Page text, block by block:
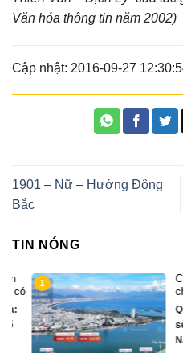
Văn hóa thông tin năm 2002)
Cập nhật: 2016-09-27
1901 – Nữ – Hướng Đông
Bắc
TIN NÓNG
Cặp
chỉ
Quỹ